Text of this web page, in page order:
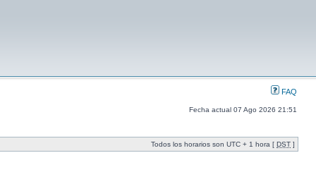
FAQ
Fecha actual 07 Ago 2026 21:51
Todos los horarios son UTC + 1 hora [ DST ]